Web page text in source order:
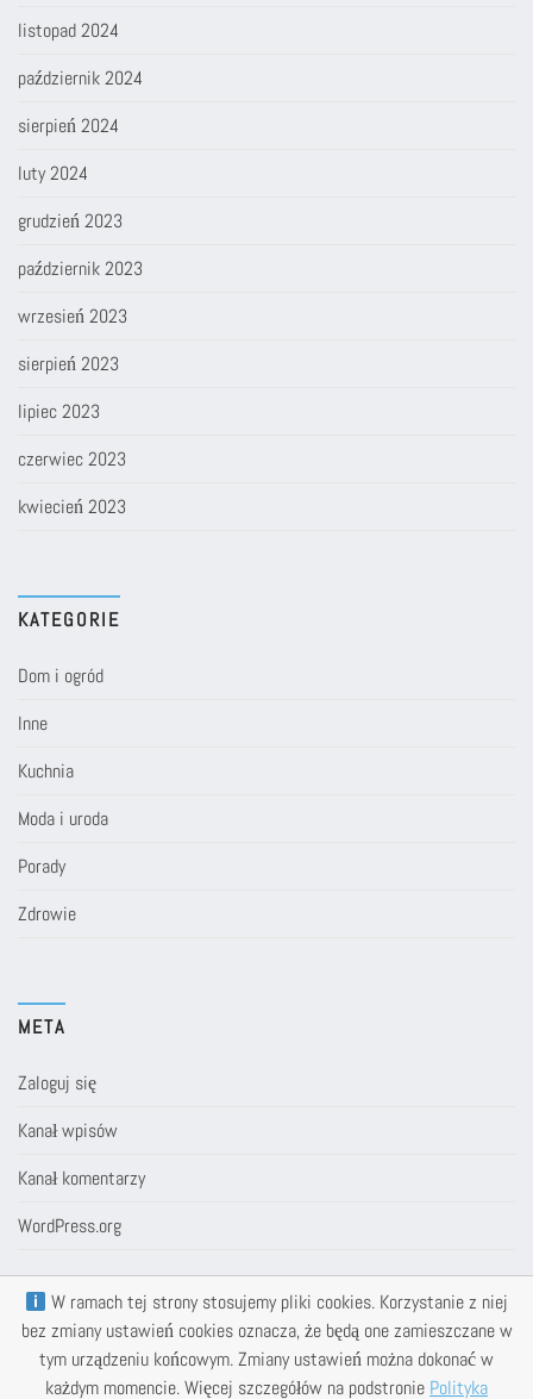
listopad 2024
październik 2024
sierpień 2024
luty 2024
grudzień 2023
październik 2023
wrzesień 2023
sierpień 2023
lipiec 2023
czerwiec 2023
kwiecień 2023
KATEGORIE
Dom i ogród
Inne
Kuchnia
Moda i uroda
Porady
Zdrowie
META
Zaloguj się
Kanał wpisów
Kanał komentarzy
WordPress.org
W ramach tej strony stosujemy pliki cookies. Korzystanie z niej
bez zmiany ustawień cookies oznacza, że będą one zamieszczane w
tym urządzeniu końcowym. Zmiany ustawień można dokonać w
każdym momencie. Więcej szczegółów na podstronie Polityka